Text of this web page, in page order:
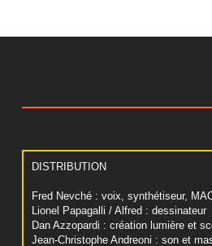
DISTRIBUTION
Fred Nevché : voix, synthétiseur,
Lionel Papagalli / Alfred : dessinateur
Dan Azzopardi : création lumière et
Jean-Christophe Andreoni : son et